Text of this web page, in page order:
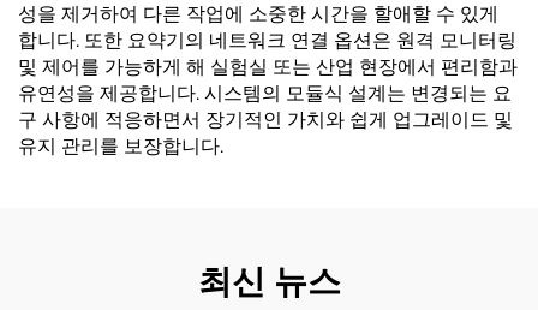
성을 제거하여 다른 작업에 소중한 시간을 할애할 수 있게
합니다. 또한 요약기의 네트워크 연결 옵션은 원격 모니터링
및 제어를 가능하게 해 실험실 또는 산업 현장에서 편리함과
유연성을 제공합니다. 시스템의 모듈식 설계는 변경되는 요
구 사항에 적응하면서 장기적인 가치와 쉽게 업그레이드 및
유지 관리를 보장합니다.
최신 뉴스